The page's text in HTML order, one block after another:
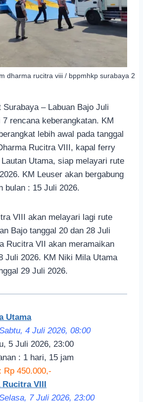
dharma rucitra viii / bppmhkp surabaya 2
– Labuan Bajo Juli
rencana keberangkatan. KM
lebih awal pada tanggal
Rucitra VIII, kapal ferry
Utama, siap melayari rute
KM Leuser akan bergabung
bulan : 15 Juli 2026.
VIII akan melayari lagi rute
Bajo tanggal 20 dan 28 Juli
Rucitra VII akan meramaikan
Juli 2026. KM Niki Mila Utama
29 Juli 2026.
Utama
4 Juli 2026, 08:00
5 Juli 2026, 23:00
: 1 hari, 15 jam
Rp 450.000,-
Rucitra VIII
7 Juli 2026, 23:00